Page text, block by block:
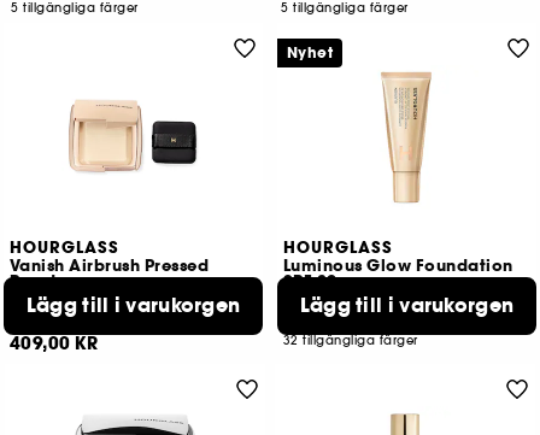
5 tillgängliga färger 5 tillgängliga färger
HOURGLASS
Vanish Airbrush Pressed
Powder
Kompaktpuder i reseformat
409,00 KR
Lägg till i varukorgen
HOURGLASS
Luminous Glow Foundation
SPF 30
799,00 KR
32 tillgängliga färger
Lägg till i varukorgen
Nyhet